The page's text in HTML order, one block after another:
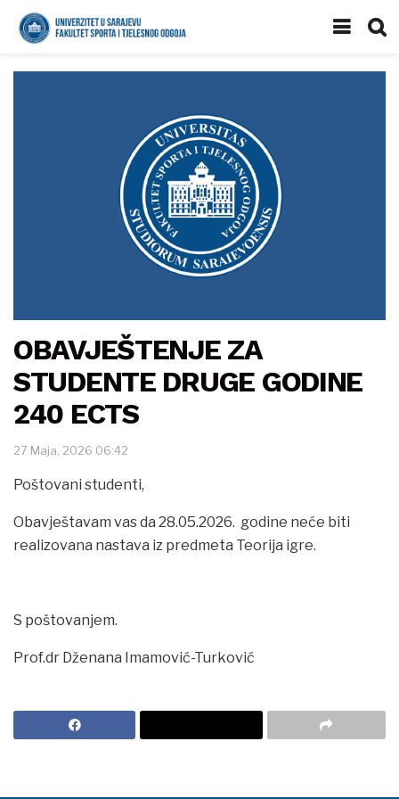
OBAVJEŠTENJE ZA
STUDENTE DRUGE GODINE
240 ECTS
27 Maja, 2026 06:42
Poštovani studenti,
Obavještavam vas da 28.05.2026. godine neće biti
realizovana nastava iz predmeta Teorija igre.
S poštovanjem.
Prof.dr Dženana Imamović-Turković